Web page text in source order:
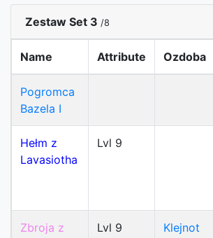
Zestaw Set 3 /8
Name Attribute Ozdoba
Pogromca
Bazela I
Hełm z
Lavasiotha
Lvl 9
Zbroja z
Lvl 9
Klejnot